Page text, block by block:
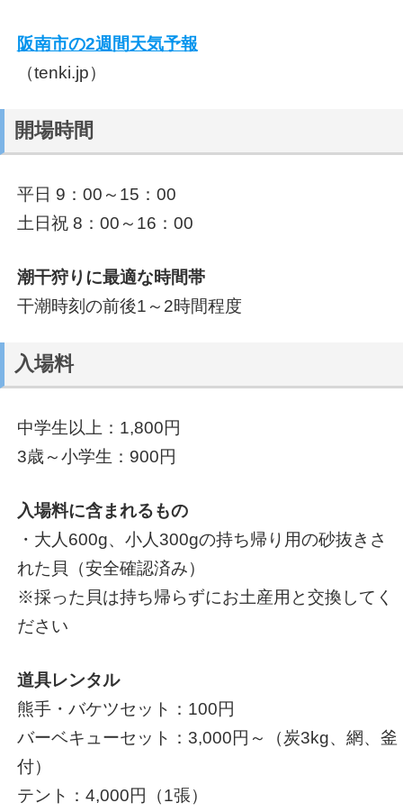
阪南市の2週間天気予報
（tenki.jp）
開場時間
平日 9：00～15：00
土日祝 8：00～16：00
潮干狩りに最適な時間帯
干潮時刻の前後1～2時間程度
入場料
中学生以上：1,800円
3歳～小学生：900円
入場料に含まれるもの
・大人600g、小人300gの持ち帰り用の砂抜きさ
れた貝（安全確認済み）
※採った貝は持ち帰らずにお土産用と交換してく
ださい
道具レンタル
熊手・バケツセット：100円
バーベキューセット：3,000円～（炭3kg、網、釜
付）
テント：4,000円（1張）